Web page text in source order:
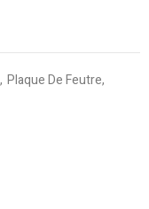
Plaque De Feutre